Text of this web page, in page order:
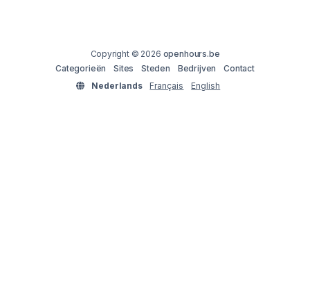
Copyright © 2026 openhours.be
Categorieën
Sites Steden Bedrijven
Contact
Nederlands
Français English